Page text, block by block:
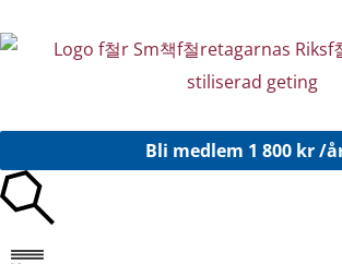
till
Bli medlem 1 800 kr /